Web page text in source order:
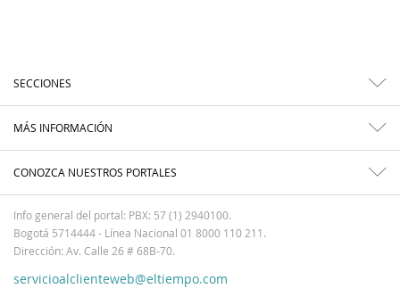
SECCIONES
MÁS INFORMACIÓN
CONOZCA NUESTROS PORTALES
Info general del portal: PBX: 57 (1) 2940100.
Bogotá 5714444 - Línea Nacional 01 8000 110 211.
Dirección: Av. Calle 26 # 68B-70.
servicioalclienteweb@eltiempo.com